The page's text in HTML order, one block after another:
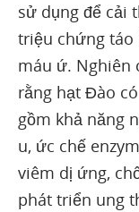
sử dụng để cải
triệu chứng táo
máu ứ. Nghiên
rằng hạt Đào
gồm khả năng
u, ức chế
viêm dị ứng,
phát triển ung